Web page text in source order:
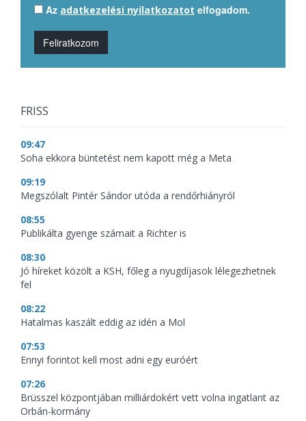
Az adatkezelési nyilatkozatot elfogadom.
Feliratkozom
FRISS
09:47
Soha ekkora büntetést nem kapott még a Meta
09:19
Megszólalt Pintér Sándor utóda a rendőrhiányról
08:55
Publikálta gyenge számait a Richter is
08:30
Jó híreket közölt a KSH, főleg a nyugdíjasok lélegezhetnek
fel
08:22
Hatalmas kaszált eddig az idén a Mol
07:53
Ennyi forintot kell most adni egy euróért
07:26
Brüsszel központjában milliárdokért vett volna ingatlant az
Orbán-kormány